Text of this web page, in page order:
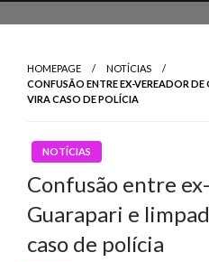
HOMEPAGE
NOTÍCIAS
CONFUSÃO ENTRE EX-VEREADOR
VIRA CASO DE POLÍCIA
NOTÍCIAS
Confusão entre
Guarapari e
caso de polícia